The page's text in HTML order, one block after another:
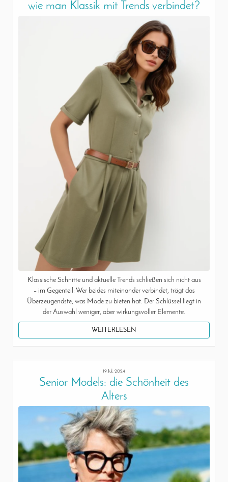
wie man Klassik mit Trends verbindet?
Klassische Schnitte und aktuelle Trends schließen sich nicht aus
– im Gegenteil: Wer beides miteinander verbindet, trägt das
Überzeugendste, was Mode zu bieten hat. Der Schlüssel liegt in
der Auswahl weniger, aber wirkungsvoller Elemente.
WEITERLESEN
19 Jul, 2024
Senior Models: die Schönheit des
Alters